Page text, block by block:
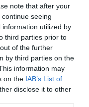
note that after your
seeing
utilized by
third parties prior to
of the further
by third parties on the
information may
on the IAB’s List of
disclose it to other
εργαλεία θα
ανηλίκων